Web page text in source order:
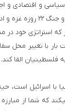
و اقتصادی و
کشور تاریخی­شان تصمیم بگیرند، رد میشود. اما در آن سو رژیم صهیونیستی با ناکامی­ های
که استراتژی خود در
بار با تغییر محل
القا کند.
با اسرائیل است،
که شما از